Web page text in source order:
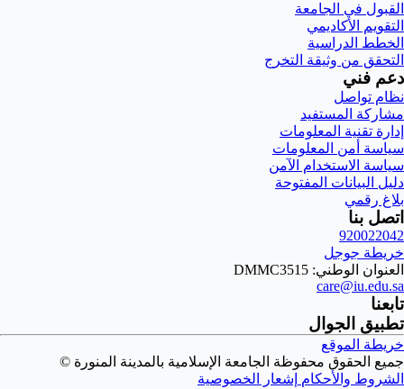
القبول في الجامعة
التقويم الأكاديمي
الخطط الدراسية
التحقق من وثيقة التخرج
دعم فني
نظام تواصل
مشاركة المستفيد
إدارة تقنية المعلومات
سياسة أمن المعلومات
سياسة الاستخدام الآمن
دليل البيانات المفتوحة
بلاغ رقمي
اتصل بنا
920022042
خريطة جوجل
العنوان الوطني: DMMC3515
care@iu.edu.sa
تابعنا
تطبيق الجوال
خريطة الموقع
جميع الحقوق محفوظة الجامعة الإسلامية بالمدينة المنورة ©
الشروط والأحكام إشعار الخصوصية